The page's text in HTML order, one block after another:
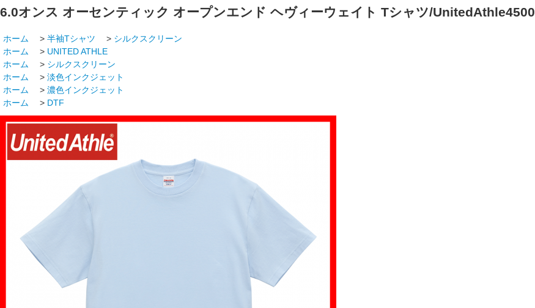
6.0オンス オーセンティック オープンエンド ヘヴィーウェイト Tシャツ/UnitedAthle4500
ホーム > 半袖Tシャツ > シルクスクリーン
ホーム
> UNITED ATHLE
ホーム
> シルクスクリーン
ホーム
> 淡色インクジェット
ホーム
> 濃色インクジェット
ホーム
> DTF